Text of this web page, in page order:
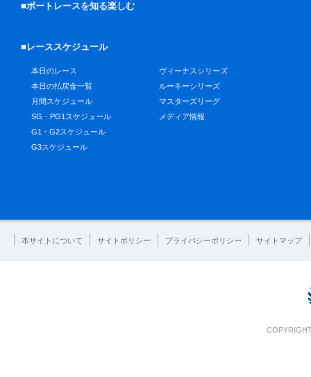
■ボートレースを知る楽しむ
■レーススケジュール
本日のレース
本日の払戻金一覧
月間スケジュール
SG・PG1スケジュール
G1・G2スケジュール
G3スケジュール
ヴィーナスシリーズ
ルーキーシリーズ
マスターズリーグ
メディア情報
本サイトについて サイトポリシー プライバシーポリシー サイトマップ